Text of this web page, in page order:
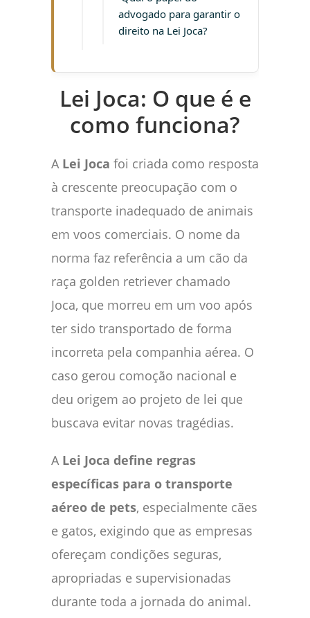
advogado para garantir o
direito na Lei Joca?
Lei Joca: O que é e
como funciona?
A Lei Joca foi criada como resposta
à crescente preocupação com o
transporte inadequado de animais
em voos comerciais. O nome da
norma faz referência a um cão da
raça golden retriever chamado
Joca, que morreu em um voo após
ter sido transportado de forma
incorreta pela companhia aérea. O
caso gerou comoção nacional e
deu origem ao projeto de lei que
buscava evitar novas tragédias.
A Lei Joca define regras
específicas para o transporte
aéreo de pets, especialmente cães
e gatos, exigindo que as empresas
ofereçam condições seguras,
apropriadas e supervisionadas
durante toda a jornada do animal.